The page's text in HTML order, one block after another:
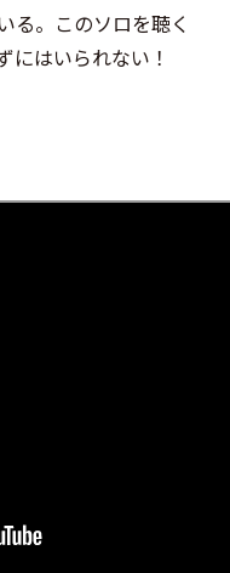
る。このソロを聴く
にはいられない！